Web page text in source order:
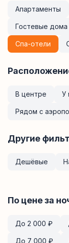
Апартаменты
Гостевые дома
Спа-отели
В центре У
Рядом с
Другие
Дешёвые
По цене за
До 2 000 ₽
До 7 000 ₽